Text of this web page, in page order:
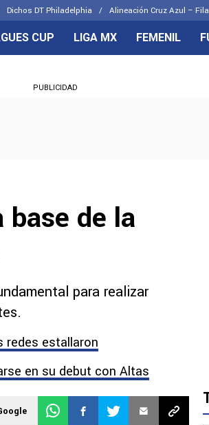
Dichos DT Philadelphia Alineación Cruz Azul –
CUP LIGA MX FEMENIL
PUBLICIDAD
de la
para realizar
redes estallaron
en su debut con Altas